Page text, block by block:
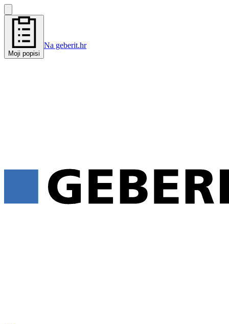
Moji popisi
Na geberit.hr